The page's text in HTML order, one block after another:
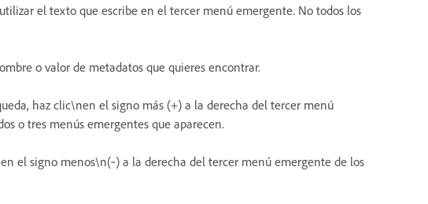
el texto que escribe en el tercer menú emergente. No todos los
o valor de metadatos que quieres encontrar.
haz clic\nen el signo más (+) a la derecha del tercer menú
o tres menús emergentes que aparecen.
el signo menos\n(‑) a la derecha del tercer menú emergente de los